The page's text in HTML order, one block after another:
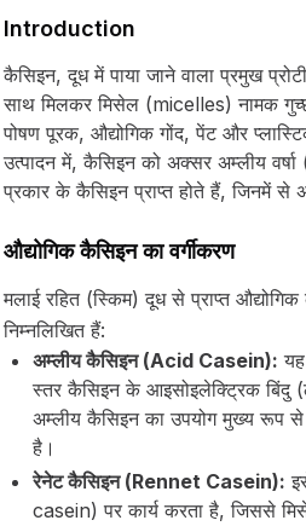
Introduction
कैसिइन, दूध में पाया जाने वाला प्रमुख
साथ मिलकर मिसेल (micelles) नामक
पोषण पूरक, औद्योगिक गोंद, पेंट और
उत्पादन में, कैसिइन को अक्सर अम्लीय
प्रकार के कैसिइन प्राप्त होते हैं, जिनमें से
औद्योगिक कैसिइन का वर्गीकरण
मलाई रहित (स्किम) दूध से प्राप्त
निम्नलिखित हैं:
अम्लीय कैसिइन (Acid Casein):
स्तर कैसिइन के आइसोइलेक्ट्रिक बिंदु
अम्लीय कैसिइन का उपयोग मुख्य रूप से
है।
रेनेट कैसिइन (Rennet Casein):
casein) पर कार्य करता है, जिससे